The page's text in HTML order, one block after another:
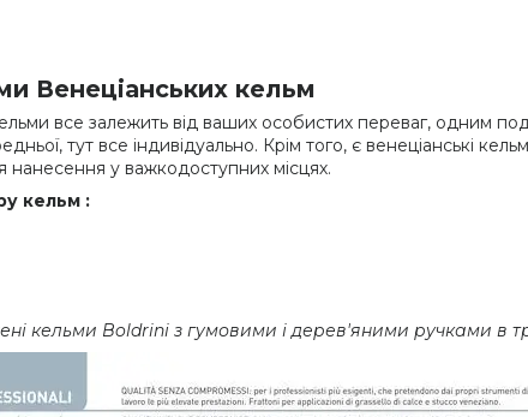
Венеціанських кельм
все залежить від ваших особистих переваг, одним
тут все індивідуально. Крім того, є венеціанські
у важкодоступних місцях.
кельм :
кельми Boldrini з гумовими і дерев'яними ручками в